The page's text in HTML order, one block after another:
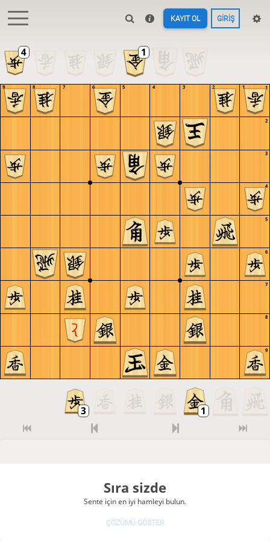
KAYIT OL GIRIŞ
9
8
7
6
5
4
3
2
1
9 8 7 6 5 4 3 2 1
Sıra sizde
Sente için en iyi hamleyi bulun.
ÇÖZÜMÜ GÖSTER